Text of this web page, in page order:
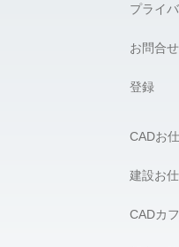
プライ
お問合せ
登録
CADお
建設お
CADカ